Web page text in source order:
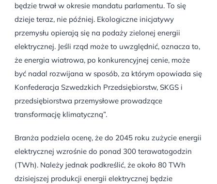
będzie trwał w okresie mandatu parlamentu. To się
dzieje teraz, nie później. Ekologiczne inicjatywy
przemysłu opierają się na podaży zielonej energii
elektrycznej. Jeśli rząd może to uwzględnić, oznacza to,
że energia wiatrowa, po konkurencyjnej cenie, może
być nadal rozwijana w sposób, za którym opowiada się
Konfederacja Szwedzkich Przedsiębiorstw, SKGS i
przedsiębiorstwa przemysłowe prowadzące
transformację klimatyczną”.
Branża podziela ocenę, że do 2045 roku zużycie energii
elektrycznej wzrośnie do ponad 300 terawatogodzin
(TWh). Należy jednak podkreślić, że około 80 TWh
dzisiejszej produkcji energii elektrycznej będzie